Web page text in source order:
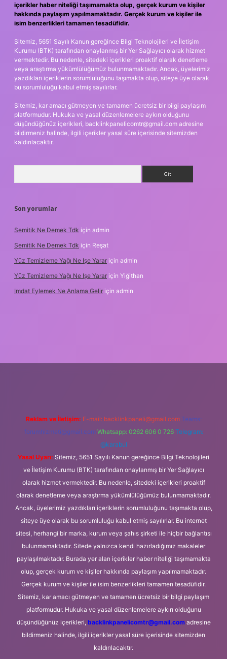
içerikler haber niteliği taşımamakta olup, gerçek kurum ve kişiler
hakkında paylaşım yapılmamaktadır. Gerçek kurum ve kişiler ile
isim benzerlikleri tamamen tesadüfidir.
Sitemiz, 5651 Sayılı Kanun gereğince Bilgi Teknolojileri ve İletişim
Kurumu (BTK) tarafından onaylanmış bir Yer Sağlayıcı olarak hizmet
vermektedir. Bu nedenle, sitedeki içerikleri proaktif olarak denetleme
veya araştırma yükümlülüğümüz bulunmamaktadır. Ancak, üyelerimiz
yazdıkları içeriklerin sorumluluğunu taşımakta olup, siteye üye olarak
bu sorumluluğu kabul etmiş sayılırlar.
Sitemiz, kar amacı gütmeyen ve tamamen ücretsiz bir bilgi paylaşım
platformudur. Hukuka ve yasal düzenlemelere aykırı olduğunu
düşündüğünüz içerikleri, backlinkpanelicomtr@gmail.com adresine
bildirmeniz halinde, ilgili içerikler yasal süre içerisinde sitemizden
kaldırılacaktır.
Son yorumlar
Semitik Ne Demek Tdk için admin
Semitik Ne Demek Tdk için Reşat
Yüz Temizleme Yağı Ne Işe Yarar için admin
Yüz Temizleme Yağı Ne Işe Yarar için Yiğithan
Imdat Eylemek Ne Anlama Gelir için admin
Reklam ve İletişim: E-mail: backlinkpaneli@gmail.com Teams:
forumhizmeti@gmail.com Whatsapp: 0262 606 0 726 Telegram:
@karabul
Yasal Uyarı: Sitemiz, 5651 Sayılı Kanun gereğince Bilgi Teknolojileri
ve İletişim Kurumu (BTK) tarafından onaylanmış bir Yer Sağlayıcı
olarak hizmet vermektedir. Bu nedenle, sitedeki içerikleri proaktif
olarak denetleme veya araştırma yükümlülüğümüz bulunmamaktadır.
Ancak, üyelerimiz yazdıkları içeriklerin sorumluluğunu taşımakta olup,
siteye üye olarak bu sorumluluğu kabul etmiş sayılırlar. Bu internet
sitesi, herhangi bir marka, kurum veya şahıs şirketi ile hiçbir bağlantısı
bulunmamaktadır. Sitede yalnızca kendi hazırladığımız makaleler
paylaşılmaktadır. Burada yer alan içerikler haber niteliği taşımamakta
olup, gerçek kurum ve kişiler hakkında paylaşım yapılmamaktadır.
Gerçek kurum ve kişiler ile isim benzerlikleri tamamen tesadüfidir.
Sitemiz, kar amacı gütmeyen ve tamamen ücretsiz bir bilgi paylaşım
platformudur. Hukuka ve yasal düzenlemelere aykırı olduğunu
düşündüğünüz içerikleri, backlinkpanelicomtr@gmail.comadresine
bildirmeniz halinde, ilgili içerikler yasal süre içerisinde sitemizden
kaldırılacaktır.